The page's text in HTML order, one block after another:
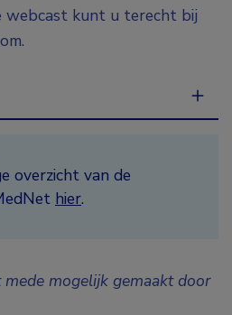
webcast kunt u terecht bij
overzicht van de
hier.
mogelijk gemaakt door